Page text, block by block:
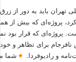
تهران باید به دور از
پروژه‌ای که بیش از
پروژه‌ای که قرار بود
نافرجام برای تظاهر و
و رادیوفردا.
شما